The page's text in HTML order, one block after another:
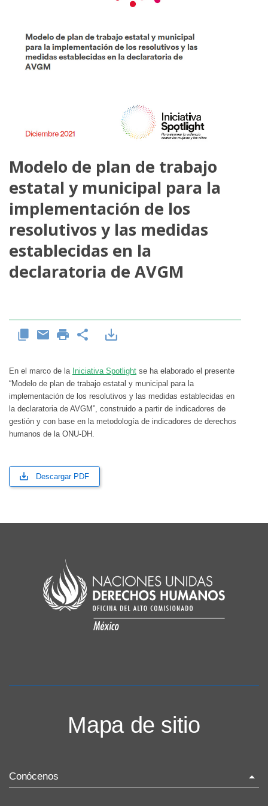
Modelo de plan de trabajo
estatal y municipal para la
implementación de los
resolutivos y las medidas
establecidas en la
declaratoria de AVGM
En el marco de la Iniciativa Spotlight se ha elaborado el presente
“Modelo de plan de trabajo estatal y municipal para la
implementación de los resolutivos y las medidas establecidas en
la declaratoria de AVGM”, construido a partir de indicadores de
gestión y con base en la metodología de indicadores de derechos
humanos de la ONU-DH.
Descargar PDF
Mapa de sitio
Conócenos